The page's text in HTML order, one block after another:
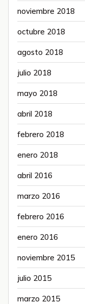
noviembre 2018
octubre 2018
agosto 2018
julio 2018
mayo 2018
abril 2018
febrero 2018
enero 2018
abril 2016
marzo 2016
febrero 2016
enero 2016
noviembre 2015
julio 2015
marzo 2015